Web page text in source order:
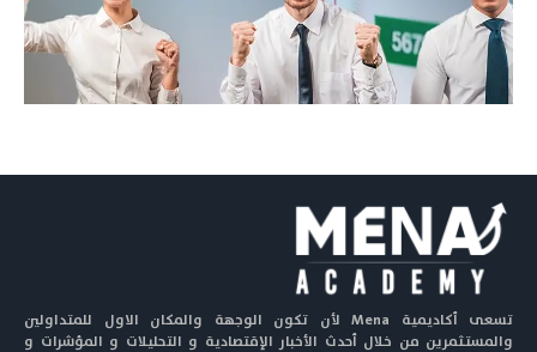
تسعى أكاديمية Mena لأن تكون الوجهة والمكان الاول للمتداولين
والمستثمرين من خلال أحدث الأخبار الإقتصادية و التحليلات و المؤشرات و